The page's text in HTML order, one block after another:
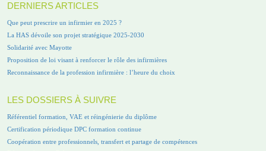
DERNIERS ARTICLES
Que peut prescrire un infirmier en 2025 ?
La HAS dévoile son projet stratégique 2025-2030
Solidarité avec Mayotte
Proposition de loi visant à renforcer le rôle des infirmières
Reconnaissance de la profession infirmière : l’heure du choix
LES DOSSIERS À SUIVRE
Référentiel formation, VAE et réingénierie du diplôme
Certification périodique DPC formation continue
Coopération entre professionnels, transfert et partage de compétences